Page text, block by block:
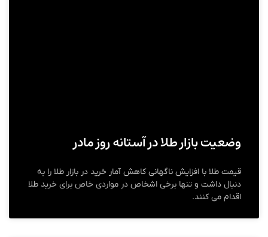
وضعیت بازار طلا در آستانه روز مادر
قیمت طلا با افزایش ناگهانی کاهش آمار خرید در بازار طلا را به
دنبال داشت و تنها برخی اشخاص در مواردی خاص برای خرید طلا
اقدام می کنند.